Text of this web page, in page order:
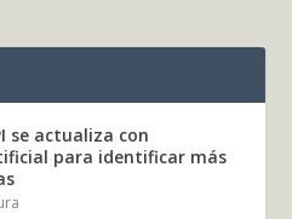
se actualiza con
para identificar más